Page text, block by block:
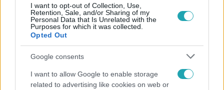
I want to opt-out of Collection, Use,
Retention, Sale, and/or Sharing of my
Personal Data that Is Unrelated with the
Purposes for which it was collected.
Opted Out
Google consents
I want to allow Google to enable storage
related to advertising like cookies on web or
Életmód